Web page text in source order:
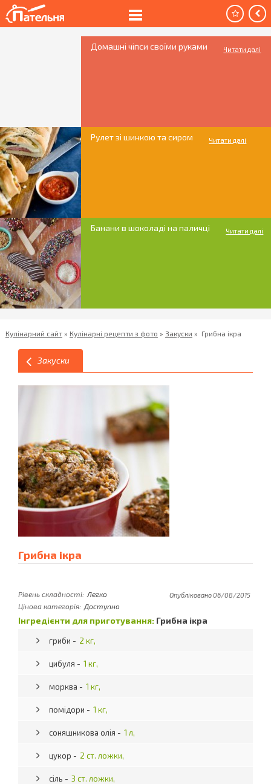
Домашні чіпси своїми руками Читати далі
Рулет зі шинкою та сиром Читати далі
Банани в шоколаді на паличці Читати далі
Кулінарний сайт» Кулінарні рецепти з фото » Закуски » Грибна ікра
Закуски
Грибна ікра
Рівень складності: Легко
Цінова категорія: Доступно
Опубліковано 06/08/2015
Інгредієнти для приготування: Грибна ікра
гриби - 2 кг,
цибуля - 1 кг,
морква - 1 кг,
помідори - 1 кг,
соняшникова олія - 1 л,
цукор - 2 ст. ложки,
сіль - 3 ст. ложки,